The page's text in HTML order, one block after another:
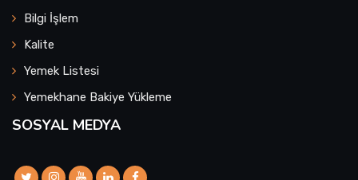
Bilgi İşlem
Kalite
Yemek Listesi
Yemekhane Bakiye Yükleme
SOSYAL MEDYA